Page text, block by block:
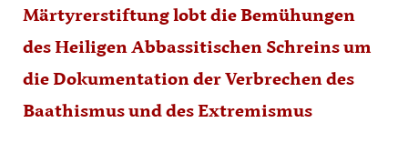
Märtyrerstiftung lobt die Bemühungen
des Heiligen Abbassitischen Schreins um
die Dokumentation der Verbrechen des
Baathismus und des Extremismus